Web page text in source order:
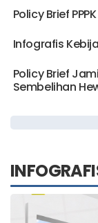
Policy Brief
Infografis
Policy Brief
Sembelihan